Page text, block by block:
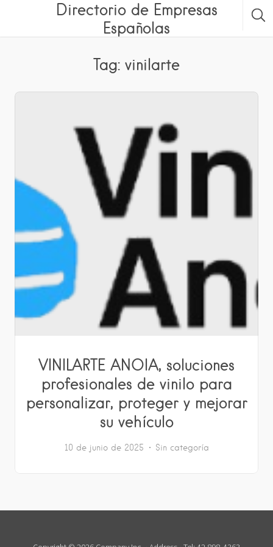
Directorio de Empresas
Españolas
Tag: vinilarte
VINILARTE ANOIA, soluciones
profesionales de vinilo para
personalizar, proteger y mejorar
su vehículo
10 de junio de 2025 Sin categoría